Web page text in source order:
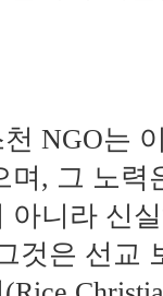
NGO는
며, 그 노력
아니라 신
것은 선교